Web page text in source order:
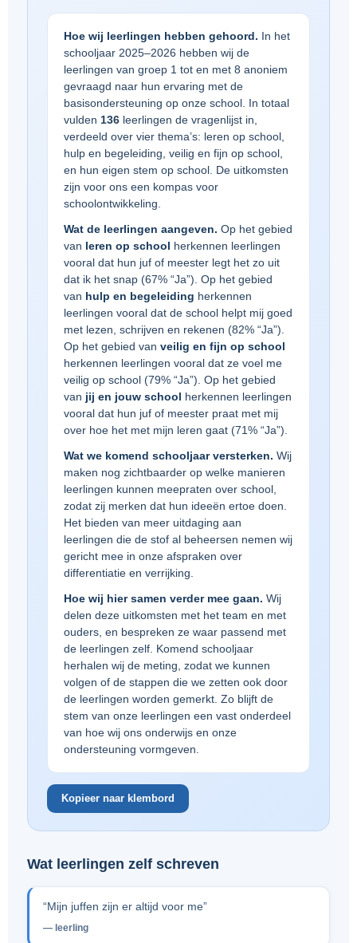
Hoe wij leerlingen hebben gehoord. In het
schooljaar 2025–2026 hebben wij de
leerlingen van groep 1 tot en met 8 anoniem
gevraagd naar hun ervaring met de
basisondersteuning op onze school. In totaal
vulden 136 leerlingen de vragenlijst in,
verdeeld over vier thema’s: leren op school,
hulp en begeleiding, veilig en fijn op school,
en hun eigen stem op school. De uitkomsten
zijn voor ons een kompas voor
schoolontwikkeling.
Wat de leerlingen aangeven. Op het gebied
van leren op school
herkennen leerlingen
vooral dat hun juf of meester legt het zo uit
dat ik het snap (67% “Ja”). Op het gebied
van hulp en begeleiding herkennen
leerlingen vooral dat de school helpt mij goed
met lezen, schrijven en rekenen (82% “Ja”).
Op het gebied van veilig en fijn op school
herkennen leerlingen vooral dat ze voel me
veilig op school (79% “Ja”). Op het gebied
van jij en jouw school
herkennen leerlingen
vooral dat hun juf of meester praat met mij
over hoe het met mijn leren gaat (71% “Ja”).
Wat we komend schooljaar versterken. Wij
maken nog zichtbaarder op welke manieren
leerlingen kunnen meepraten over school,
zodat zij merken dat hun ideeën ertoe doen.
Het bieden van meer uitdaging aan
leerlingen die de stof al beheersen nemen wij
gericht mee in onze afspraken over
differentiatie en verrijking.
Hoe wij hier samen verder mee gaan. Wij
delen deze uitkomsten met het team en met
ouders, en bespreken ze waar passend met
de leerlingen zelf. Komend schooljaar
herhalen wij de meting, zodat we kunnen
volgen of de stappen die we zetten ook door
de leerlingen worden gemerkt. Zo blijft de
stem van onze leerlingen een vast onderdeel
van hoe wij ons onderwijs en onze
ondersteuning vormgeven.
Kopieer naar klembord
Wat leerlingen zelf schreven
“Mijn juffen zijn er altijd voor me”
— leerling